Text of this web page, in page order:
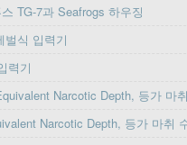
TG-7과 Seafrogs 하우징
벌식 입력기
력기
Narcotic Depth, 등가 마
Narcotic Depth, 등가 마취